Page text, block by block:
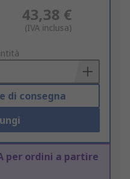
43,38 €
(IVA inclusa)
di consegna
per ordini a partire